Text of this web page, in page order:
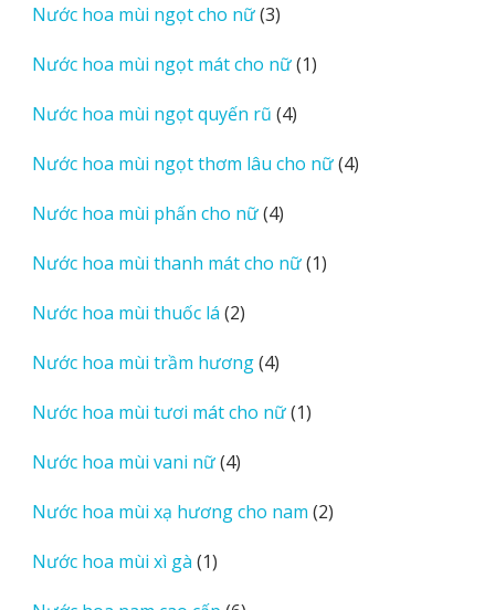
Nước hoa mùi ngọt cho nữ 33
phẩm
Nước hoa mùi ngọt mát cho nữ 11
Nước hoa mùi ngọt quyến rũ 44
phẩm
Nước hoa mùi ngọt thơm lâu cho nữ 44
Nước hoa mùi phấn cho nữ 44
phẩm
Nước hoa mùi thanh mát cho nữ 11
Nước hoa mùi thuốc lá 22
phẩm
Nước hoa mùi trầm hương 44
phẩm
Nước hoa mùi tươi mát cho nữ 11
Nước hoa mùi vani nữ 44
phẩm
Nước hoa mùi xạ hương cho nam 22
Nước hoa mùi xì gà 11